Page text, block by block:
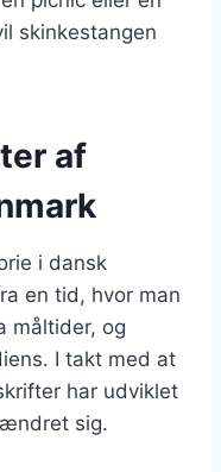
skinkestangen
af
i dansk
en tid, hvor man
måltider, og
I takt med at
har udviklet
sig.